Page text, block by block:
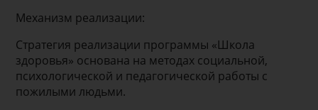
Механизм реализации:
Стратегия реализации программы «Школа
здоровья» основана на методах социальной,
психологической и педагогической работы с
пожилыми людьми.